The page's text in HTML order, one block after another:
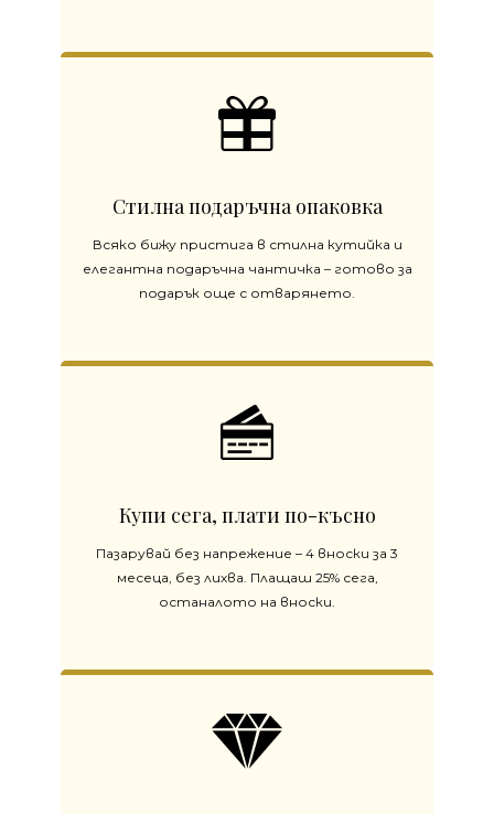
Стилна подаръчна опаковка
Всяко бижу пристига в стилна кутийка и
елегантна подаръчна чантичка – готово за
подарък още с отварянето.
Купи сега, плати по-късно
Пазарувай без напрежение – 4 вноски за 3
месеца, без лихва. Плащаш 25% сега,
останалото на вноски.